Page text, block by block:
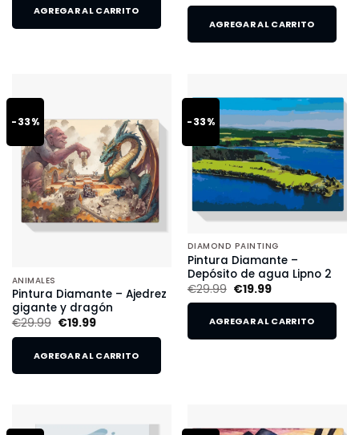
AGREGAR AL CARRITO
AGREGAR AL CARRITO
-33%
ANIMALES
Pintura Diamante – Ajedrez
gigante y dragón
€29.99 €19.99
AGREGAR AL CARRITO
-33%
DIAMOND PAINTING
Pintura Diamante –
Depósito de agua Lipno 2
€29.99 €19.99
AGREGAR AL CARRITO